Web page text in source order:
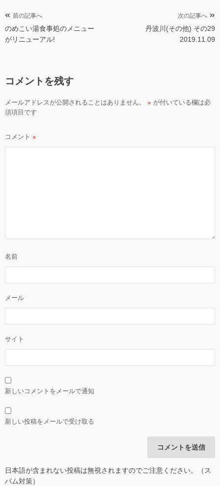
投
稿
ナ
ー
シ
ョ
前の記事へ
のめこい湯食事処のメニュー
がリニューアル!
次の記事へ
丹波川(その他) その29
2019.11.09
コメントを残す
メールアドレスが公開されることはありません。 ※ が付いている欄は必
須項目です
コメント ※
名前
メール
サイト
新しいコメントをメールで通知
新しい投稿をメールで受け取る
日本語が含まれない投稿は無視されますのでご注意ください。（ス
パム対策）